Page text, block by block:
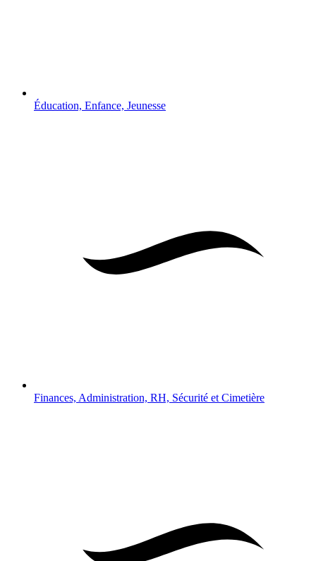
Éducation, Enfance, Jeunesse
Finances, Administration, RH, Sécurité et Cimetière